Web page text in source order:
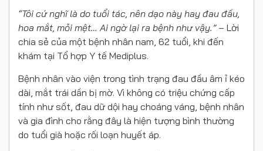
“Tôi cứ nghĩ là do tuổi tác, nên dạo này hay đau đầu,
hoa mắt, mỏi mệt… Ai ngờ lại ra bệnh như vậy.”– Lời
chia sẻ của một bệnh nhân nam, 62 tuổi, khi đến
khám tại Tổ hợp Y tế Mediplus.
Bệnh nhân vào viện trong tình trạng đau đầu âm ỉ kéo
dài, mắt trái dần bị mờ. Vì không có triệu chứng cấp
tính như sốt, đau dữ dội hay choáng váng, bệnh nhân
và gia đình cho rằng đây là hiện tượng bình thường
do tuổi già hoặc rối loạn huyết áp.